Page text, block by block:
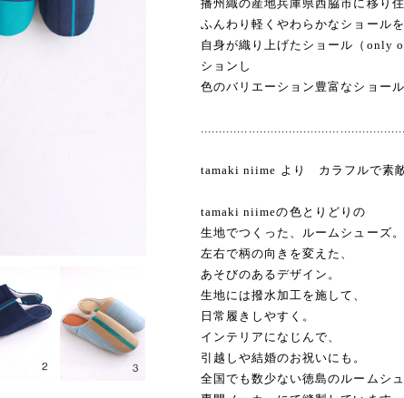
播州織の産地兵庫県西脇市に移り
ふんわり軽くやわらかなショールを
自身が織り上げたショール（only
ションし
色のバリエーション豊富なショー
tamaki niime より カラフルで素
tamaki niimeの色とりどりの
生地でつくった、ルームシューズ。
左右で柄の向きを変えた、
あそびのあるデザイン。
生地には撥水加工を施して、
日常履きしやすく。
インテリアになじんで、
引越しや結婚のお祝いにも。
全国でも数少ない徳島のルームシ